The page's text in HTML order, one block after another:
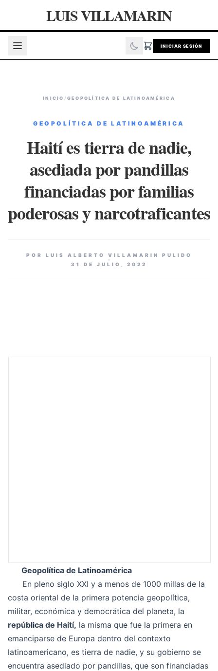
LUIS VILLAMARIN
INICIAR SESIÓN
INICIO / GEOPOLÍTICA DE LATINOAMÉRICA
GEOPOLÍTICA DE LATINOAMÉRICA
Haití es tierra de nadie,
asediada por pandillas
financiadas por familias
poderosas y narcotraficantes
POR LUIS ALBERTO VILLAMARIN PULIDO
31 DE JULIO, 2022
Geopolítica de Latinoamérica
En pleno siglo XXI y a menos de 1000 millas de la
costa oriental de la primera potencia geopolítica,
militar, económica y democrática del planeta, la
república de Haití, la misma que fue la primera en
emanciparse de Europa dentro del contexto
latinoamericano, es tierra de nadie, y su gobierno se
encuentra asediado por pandillas, que son financiadas